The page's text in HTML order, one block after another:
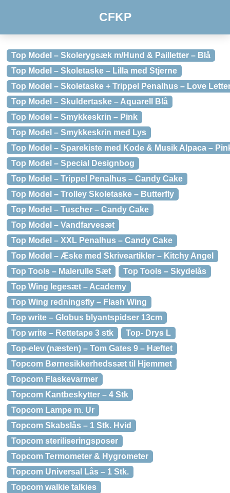
CFKP
Top Model – Skolerygsæk m/Hund & Pailletter – Blå
Top Model – Skoletaske – Lilla med Stjerne
Top Model – Skoletaske + Trippel Penalhus – Love
Top Model – Skuldertaske – Aquarell Blå
Top Model – Smykkeskrin – Pink
Top Model – Smykkeskrin med Lys
Top Model – Sparekiste med Kode & Musik Alpaca –
Top Model – Special Designbog
Top Model – Trippel Penalhus – Candy Cake
Top Model – Trolley Skoletaske – Butterfly
Top Model – Tuscher – Candy Cake
Top Model – Vandfarvesæt
Top Model – XXL Penalhus – Candy Cake
Top Model – Æske med Skriveartikler – Kitchy Angel
Top Tools – Malerulle Sæt
Top Tools – Skydelås
Top Wing legesæt – Academy
Top Wing redningsfly – Flash Wing
Top write – Globus blyantspidser 13cm
Top write – Rettetape 3 stk
Top- Drys L
Top-elev (næsten) – Tom Gates 9 – Hæftet
Topcom Børnesikkerhedssæt til Hjemmet
Topcom Flaskevarmer
Topcom Kantbeskytter – 4 Stk
Topcom Lampe m. Ur
Topcom Skabslås – 1 Stk. Hvid
Topcom steriliseringsposer
Topcom Termometer & Hygrometer
Topcom Universal Lås – 1 Stk.
Topcom walkie talkies